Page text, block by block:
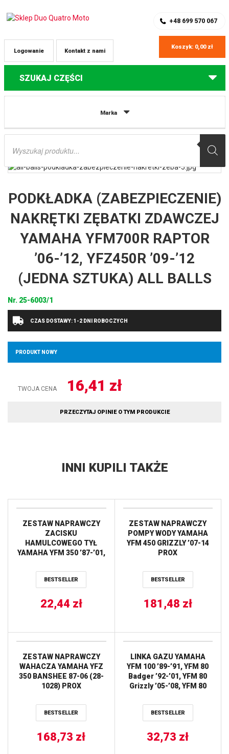
+48 699 570 067
Kontakt z nami
Logowanie
Koszyk: 0,00 zł
SZUKAJ CZĘŚCI
Marka
Wyszukiwarka
Części do quadów Yamaha
RAPTOR ’06-’12, YFZ450R ’09-’12 (JEDNA SZTUKA) ALL BALLS
PODKŁADKA (ZABEZPIECZENIE)
NAKRĘTKI ZĘBATKI ZDAWCZEJ
YAMAHA YFM700R RAPTOR
’06-’12, YFZ450R ’09-’12
(JEDNA SZTUKA) ALL BALLS
Nr. 25-6003/1
CZAS DOSTAWY: 1-2 DNI ROBOCZYCH
PRODUKT NOWY
TWOJA CENA 16,41 zł
PRZECZYTAJ OPINIE O TYM PRODUKCIE
INNI KUPILI TAKŻE
ZESTAW NAPRAWCZY
ZACISKU
HAMULCOWEGO TYŁ
YAMAHA YFM 350 ’87-’01,
TOURMAX
BESTSELLER
22,44 zł
ZESTAW NAPRAWCZY
POMPY WODY YAMAHA
YFM 450 GRIZZLY ’07-14
PROX
BESTSELLER
181,48 zł
ZESTAW NAPRAWCZY
WAHACZA YAMAHA YFZ
350 BANSHEE 87-06 (28-
1028) PROX
BESTSELLER
168,73 zł
LINKA GAZU YAMAHA
YFM 100 ’89-’91, YFM 80
Badger ’92-’01, YFM 80
Grizzly ’05-’08, YFM 80
BESTSELLER
32,73 zł